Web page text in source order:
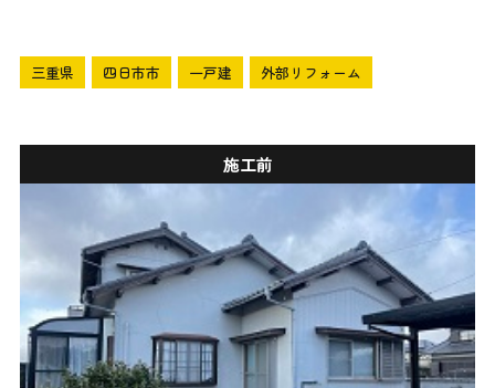
三重県 四日市市 一戸建 外部リフォーム
施工前